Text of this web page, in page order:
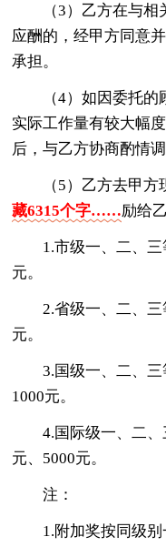
（3）乙方在与
应酬的，经甲方同意
承担。
（4）如因委托
实际工作量有较大幅
后，与乙方协商酌情
（5）乙方去甲
藏6315个字……励给
1.市级一、二、
元。
2.省级一、二、
元。
3.国级一、二、三
1000元。
4.国际级一、二
元、5000元。
注：
1.附加奖按同级